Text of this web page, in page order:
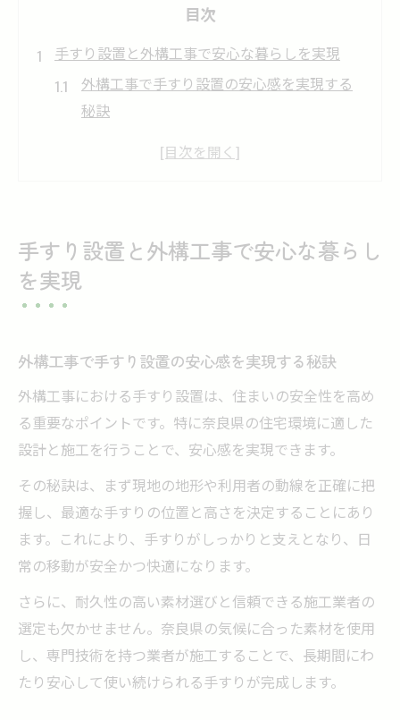
目次
手すり設置と外構工事で安心な暮らしを実現
外構工事で手すり設置の安心感を実現する
秘訣
高齢者の暮らしを守る外構工事と手すり設
置の重要性
失敗しない外構工事手すり選びのチェック
リスト
外構工事で重視したい手すりの素材と形状
ポイント
手すり設置に適した外構工事業者の選び方
外構工事で安全性を高める手すり設置のコ
ツ
バリアフリー外構工事に最適な手すりの特
徴とは
バリアフリー化を目指すなら外構工事がおすす
め
外構工事によるバリアフリー化のメリット
手すり設置と外構工事で安心な暮らし
を実現
外構工事で手すり設置の安心感を実現する秘訣
外構工事における手すり設置は、住まいの安全性を高め
る重要なポイントです。特に奈良県の住宅環境に適した
設計と施工を行うことで、安心感を実現できます。
その秘訣は、まず現地の地形や利用者の動線を正確に把
握し、最適な手すりの位置と高さを決定することにあり
ます。これにより、手すりがしっかりと支えとなり、日
常の移動が安全かつ快適になります。
さらに、耐久性の高い素材選びと信頼できる施工業者の
選定も欠かせません。奈良県の気候に合った素材を使用
し、専門技術を持つ業者が施工することで、長期間にわ
たり安心して使い続けられる手すりが完成します。